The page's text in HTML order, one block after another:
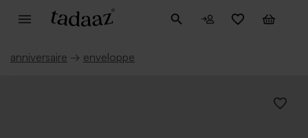
anniversaire → enveloppe